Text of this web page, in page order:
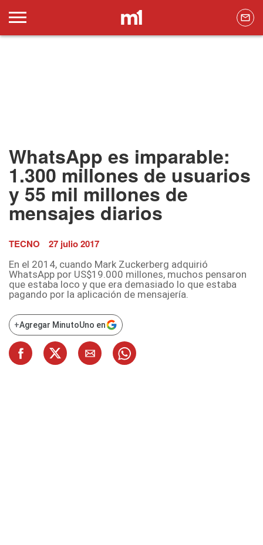
WhatsApp es imparable:
1.300 millones de usuarios
y 55 mil millones de
mensajes diarios
TECNO 27 julio 2017
En el 2014, cuando Mark Zuckerberg adquirió
WhatsApp por US$19.000 millones, muchos pensaron
que estaba loco y que era demasiado lo que estaba
pagando por la aplicación de mensajería.
+Agregar MinutoUno en